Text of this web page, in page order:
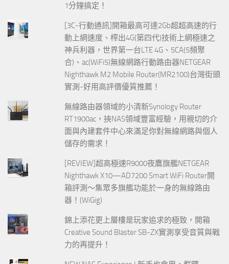
1分鐘搞定！
[3C-行動通訊]開箱最高可達2Gb超超高速的行
動上網速度、榨出4G(第四代)技術上網極速之
神兵利器，世界第一台LTE 4G、5CA(5頻聚
合)、ac(WiFi5)無線網路行動路由器NETGEAR
Nighthawk M2 Mobile Router(MR2100)台灣街頭
實測-好用高評價優質推薦！
無線路由器領域的小清新Synology Router
RT1900ac，挾NAS領域豐富經驗，用親切的介
面與內建套件中心來滿足你對無線網路與個人
儲存的需求！
[REVIEW]超高極速R9000夜鷹旗艦NETGEAR
Nighthawk X10—AD7200 Smart WiFi Router開
箱評測～集眾多旗艦功能於一身的無線路由
器！(WiGig)
錦上添花更上層樓是玩家追求的極致，開箱
Creative Sound Blaster SB-ZX實測享受音質與戰
力的再提升！